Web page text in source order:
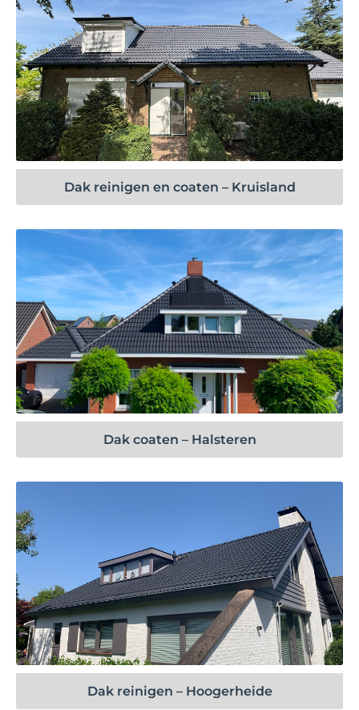
Bekijk project
Dak reinigen en coaten – Kruisland
Bekijk project
Dak coaten – Halsteren
Bekijk project
Dak reinigen – Hoogerheide